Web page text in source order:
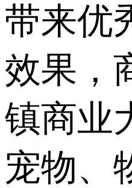
带来优
效果，
镇商业
宠物、